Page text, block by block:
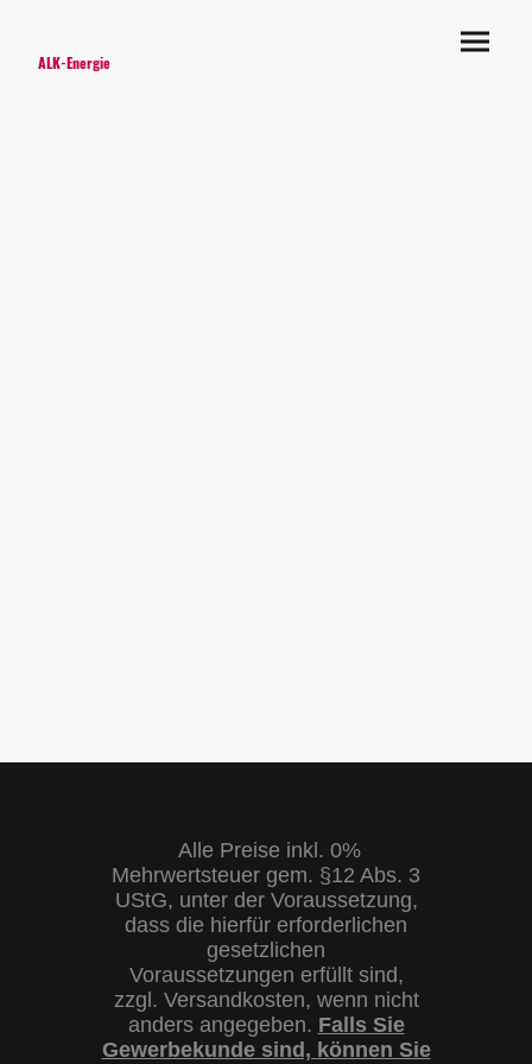
ALK-Energie
Alle Preise inkl. 0%
Mehrwertsteuer gem. §12 Abs. 3
UStG, unter der Voraussetzung,
dass die hierfür erforderlichen
gesetzlichen
Voraussetzungen erfüllt sind,
zzgl. Versandkosten, wenn nicht
anders angegeben. Falls Sie
Gewerbekunde sind, können Sie